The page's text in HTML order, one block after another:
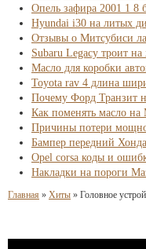
Опель зафира 2001 1 8
Hyundai i30 на литых
Отзывы о Митсубиси
Subaru Legacy троит
Масло для коробки
Toyota rav 4 длина
Почему Форд Транзит
Как поменять масло на
Причины потери
Бампер передний
Opel corsa коды и
Накладки на пороги
Главная » Хиты » Головное